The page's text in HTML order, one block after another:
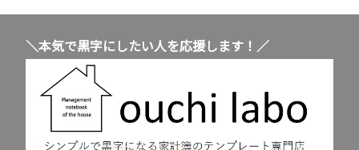
＼本気で黒字にしたい人を応援します！／